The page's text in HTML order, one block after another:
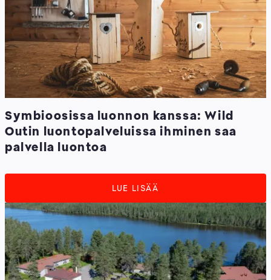
Symbioosissa luonnon kanssa: Wild
Outin luontopalveluissa ihminen saa
palvella luontoa
LUE LISÄÄ